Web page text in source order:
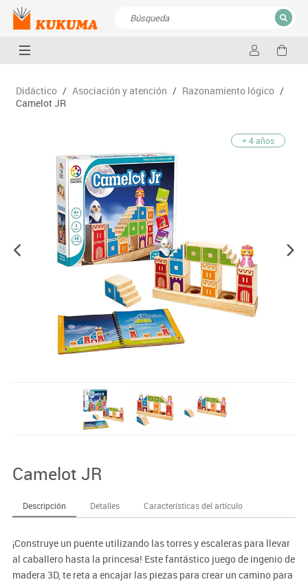
CERRAR
Didáctico / Asociación y atención / Razonamiento lógico /
Camelot JR
+ 4 años
Camelot JR
Descripción Detalles Características del artículo
¡Construye un puente utilizando las torres y escaleras para llevar
al caballero hasta la princesa! Este fantástico juego de ingenio de
madera 3D, te reta a encajar las piezas para crear un camino para